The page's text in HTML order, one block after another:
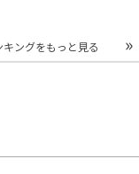
キングをもっと見る